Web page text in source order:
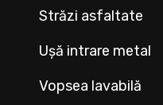
Străzi asfaltate
Ușă intrare metal
Vopsea lavabilă